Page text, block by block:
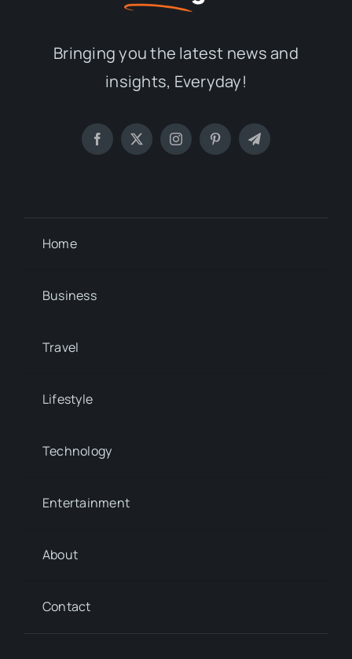
Bringing you the latest news and
insights, Everyday!
Home
Business
Travel
Lifestyle
Technology
Entertainment
About
Contact